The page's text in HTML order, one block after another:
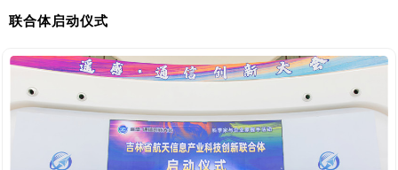
联合体启动仪式